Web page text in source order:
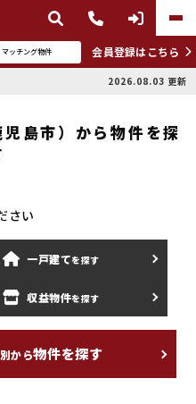
マッチング物件
会員登録はこちら
2026.08.03 更新
島市）から物件を探
さい
一戸建てを探す
収益物件を探す
から物件を探す